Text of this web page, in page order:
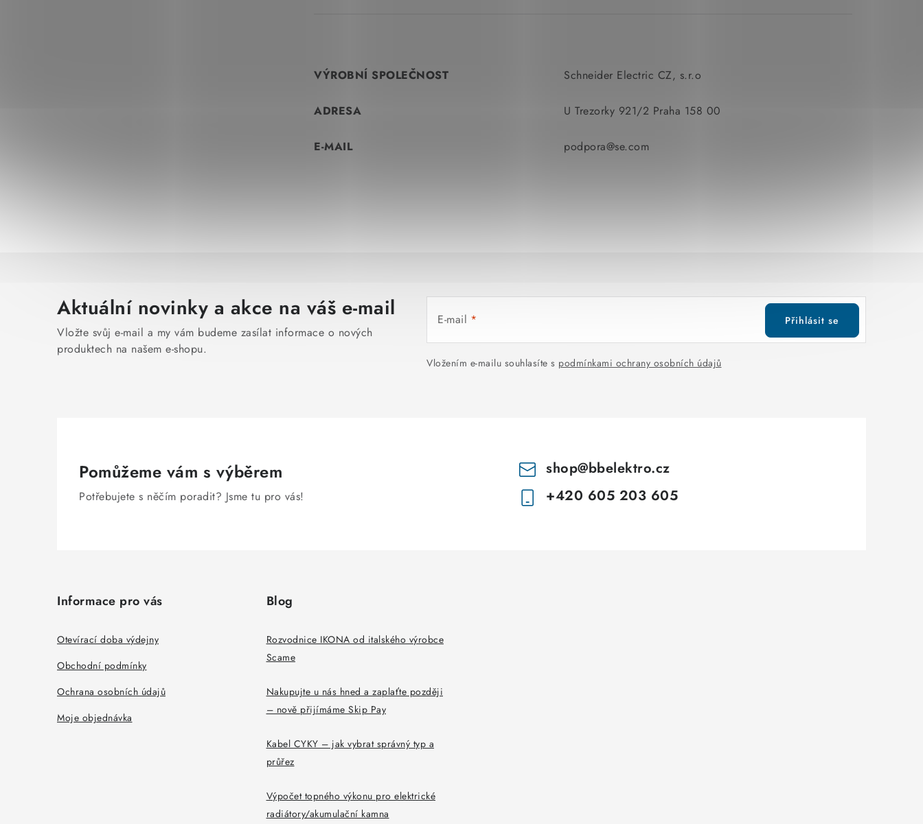
VÝROBNÍ SPOLEČNOST Schneider Electric CZ, s.r.o
ADRESA U Trezorky 921/2 Praha 158 00
E-MAIL podpora@se.com
Aktuální novinky a akce na váš e-mail
Vložte svůj e-mail a my vám budeme zasílat informace o nových
produktech na našem e-shopu.
E-mail
Vložením e-mailu souhlasíte s podmínkami ochrany osobních údajů
Přihlásit se
Pomůžeme vám s výběrem
Potřebujete s něčím poradit? Jsme tu pro vás!
shop@bbelektro.cz
+420 605 203 605
Informace pro vás
Otevírací doba výdejny
Obchodní podmínky
Ochrana osobních údajů
Moje objednávka
Blog
Rozvodnice IKONA od italského výrobce
Scame
Nakupujte u nás hned a zaplaťte později
– nově přijímáme Skip Pay
Kabel CYKY – jak vybrat správný typ a
průřez
Výpočet topného výkonu pro elektrické
radiátory/akumulační kamna